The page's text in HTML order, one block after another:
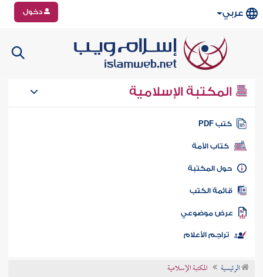
عربي دخول
المكتبة الإسلامية
كتب PDF
كتاب الأمة
المكتبة
الكتب
موضوعي
تراجم الأعلام
الرئيسية المكتبة الإسلامية